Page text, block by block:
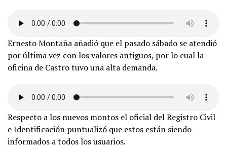
Ernesto Montaña añadió que el pasado sábado se atendió
por última vez con los valores antiguos, por lo cual la
oficina de Castro tuvo una alta demanda.
Respecto a los nuevos montos el oficial del Registro Civil
e Identificación puntualizó que estos están siendo
informados a todos los usuarios.